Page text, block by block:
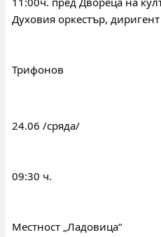
Духовия оркестър,
Трифонов
24.06 /сряда/
09:30 ч.
Местност „Ладовица“